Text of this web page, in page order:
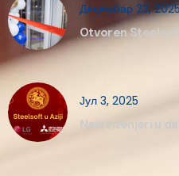
Децембар 23,
Otvoren
Јул 3, 2025
Naši inženjeri u